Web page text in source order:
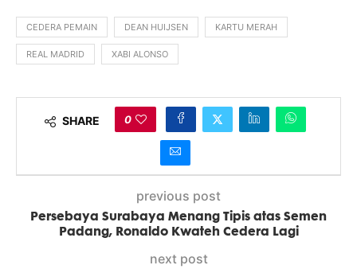
CEDERA PEMAIN DEAN HUIJSEN KARTU MERAH
REAL MADRID XABI ALONSO
SHARE 0
previous post
Persebaya Surabaya Menang Tipis atas Semen
Padang, Ronaldo Kwateh Cedera Lagi
next post